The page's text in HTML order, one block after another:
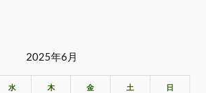
2025年6月
水 木 金 土 日